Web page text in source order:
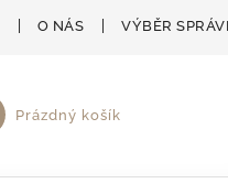
O NÁS VÝBĚR
Nákupní košík
Prázdný košík